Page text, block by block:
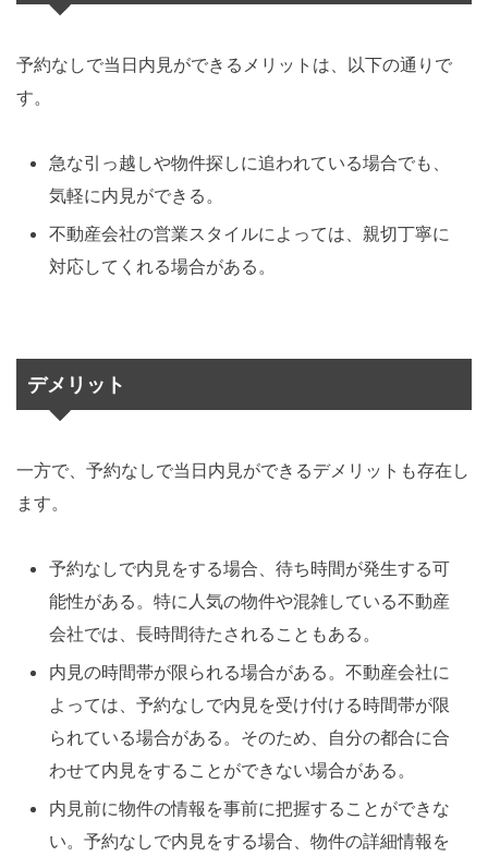
予約なしで当日内見ができるメリットは、以下の通りで
す。
急な引っ越しや物件探しに追われている場合でも、
気軽に内見ができる。
不動産会社の営業スタイルによっては、親切丁寧に
対応してくれる場合がある。
デメリット
一方で、予約なしで当日内見ができるデメリットも存在し
ます。
予約なしで内見をする場合、待ち時間が発生する可
能性がある。特に人気の物件や混雑している不動産
会社では、長時間待たされることもある。
内見の時間帯が限られる場合がある。不動産会社に
よっては、予約なしで内見を受け付ける時間帯が限
られている場合がある。そのため、自分の都合に合
わせて内見をすることができない場合がある。
内見前に物件の情報を事前に把握することができな
い。予約なしで内見をする場合、物件の詳細情報を